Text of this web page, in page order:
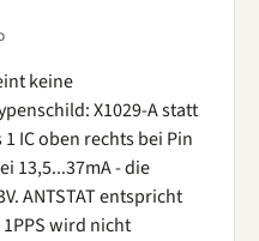
keine
X1029-A statt
IC oben rechts bei Pin
13,5...37mA - die
ANTSTAT entspricht
wird nicht